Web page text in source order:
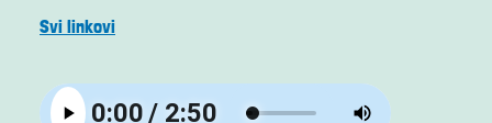
Svi linkovi